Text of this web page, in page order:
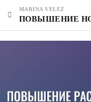
MARINA VELEZ